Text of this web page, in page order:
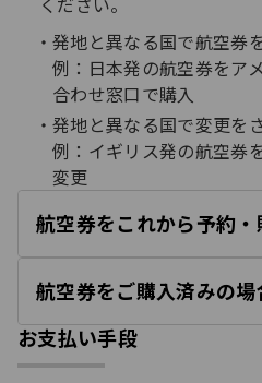
発地と異なる国で航空券
例：日本発の航空券をア
合わせ窓口で購入
発地と異なる国で変更を
例：イギリス発の航空券
変更
航空券をこれから予約
航空券をご購入済みの場
お支払い手段